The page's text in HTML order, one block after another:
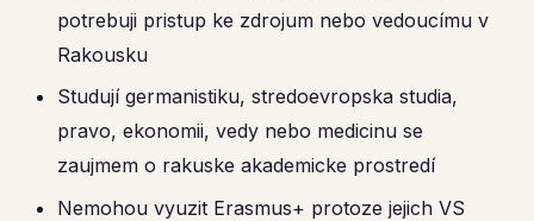
potrebuji pristup ke zdrojum nebo vedoucímu v
Rakousku
Studují germanistiku, stredoevropska studia,
pravo, ekonomii, vedy nebo medicinu se
zaujmem o rakuske akademicke prostredí
Nemohou vyuzit Erasmus+ protoze jejich VS